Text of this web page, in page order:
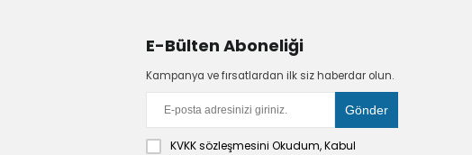
E-Bülten Aboneliği
Kampanya ve fırsatlardan ilk siz haberdar olun.
KVKK sözleşmesini Okudum, Kabul